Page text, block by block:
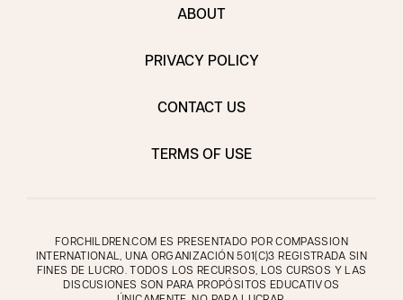
ABOUT
PRIVACY POLICY
CONTACT US
TERMS OF USE
FORCHILDREN.COM ES PRESENTADO POR COMPASSION
INTERNATIONAL, UNA ORGANIZACIÓN 501(C)3 REGISTRADA SIN
FINES DE LUCRO. TODOS LOS RECURSOS, LOS CURSOS Y LAS
DISCUSIONES SON PARA PROPÓSITOS EDUCATIVOS